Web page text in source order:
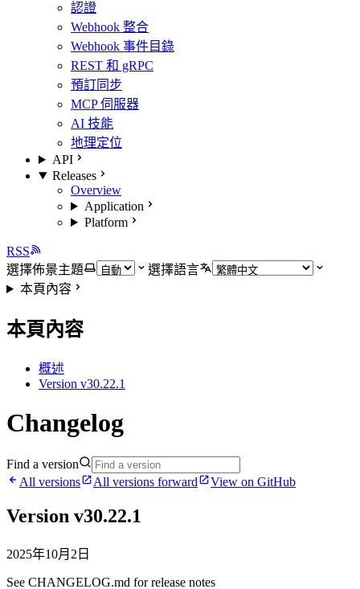
認證
Webhook 整合
Webhook 事件目錄
REST 和 gRPC
預訂同步
MCP 伺服器
AI 技能
地理定位
API
Releases
Overview
Application
Platform
RSS
選擇佈景主題
選擇語言
本頁內容
本頁內容
概述
Version v30.22.1
Changelog
Find a version
All versions
All versions forward View on GitHub
Version v30.22.1
2025年10月2日
See CHANGELOG.md for release notes